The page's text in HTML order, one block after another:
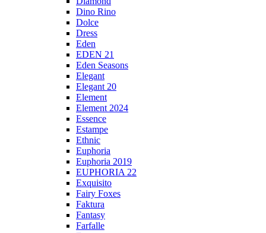
Dino Rino
Dolce
Dress
Eden
EDEN 21
Eden Seasons
Elegant
Elegant 20
Element
Element 2024
Essence
Estampe
Ethnic
Euphoria
Euphoria 2019
EUPHORIA 22
Exquisito
Fairy Foxes
Faktura
Fantasy
Farfalle